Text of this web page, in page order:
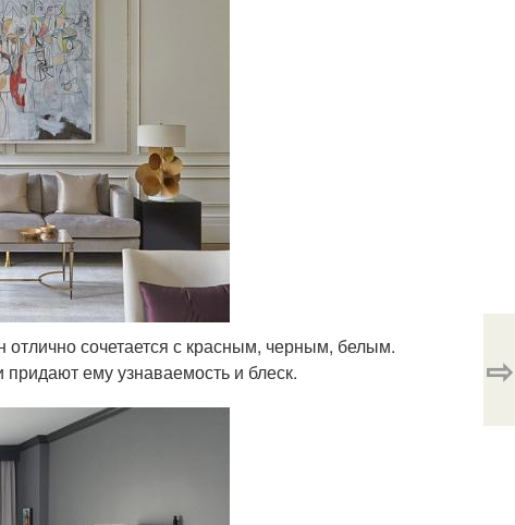
сочетается с красным, черным, белым.
ему узнаваемость и блеск.
⇨